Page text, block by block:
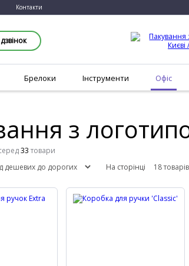
Контакти
Брелоки Інструменти Офіс
з
33 товари
На сторінці